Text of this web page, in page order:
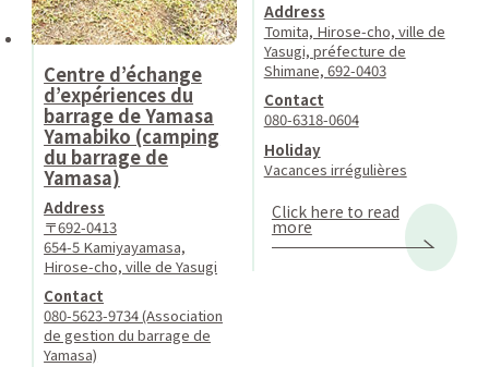
Centre d’échange
d’expériences du
barrage de Yamasa
Yamabiko (camping
du barrage de
Yamasa)
Address
〒692-0413
654-5 Kamiyayamasa,
Hirose-cho, ville de Yasugi
Contact
080-5623-9734 (Association
de gestion du barrage de
Yamasa)
Address
Tomita, Hirose-cho, ville de
Yasugi, préfecture de
Shimane, 692-0403
Contact
080-6318-0604
Holiday
Vacances irrégulières
Click here to read
more